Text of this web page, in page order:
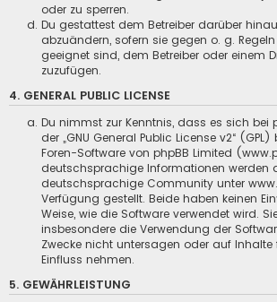
oder zu sperren.
Du gestattest dem Betreiber darüber
abzuändern, sofern sie gegen o. g.
geeignet sind, dem Betreiber oder einem
zuzufügen.
4. GENERAL PUBLIC LICENSE
Du nimmst zur Kenntnis, dass es sich bei
der „GNU General Public License v2“ (GPL)
Foren-Software von phpBB Limited
deutschsprachige Informationen werden
deutschsprachige Community unter
Verfügung gestellt. Beide haben keinen
Weise, wie die Software verwendet wird.
insbesondere die Verwendung der
Zwecke nicht untersagen oder auf Inhalte
Einfluss nehmen.
5. GEWÄHRLEISTUNG